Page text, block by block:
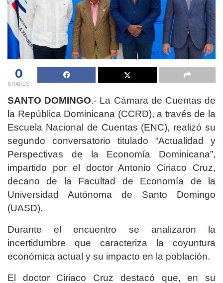
0
SHARES
SANTO DOMINGO.- La Cámara de Cuentas de
la República Dominicana (CCRD), a través de la
Escuela Nacional de Cuentas (ENC), realizó su
segundo conversatorio titulado “Actualidad y
Perspectivas de la Economía Dominicana”,
impartido por el doctor Antonio Ciriaco Cruz,
decano de la Facultad de Economía de la
Universidad Autónoma de Santo Domingo
(UASD).
Durante el encuentro se analizaron la
incertidumbre que caracteriza la coyuntura
económica actual y su impacto en la población.
El doctor Ciriaco Cruz destacó que, en su